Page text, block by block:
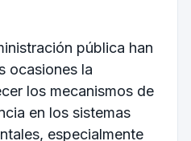
pública han
ocasiones la
los mecanismos de
en los sistemas
especialmente